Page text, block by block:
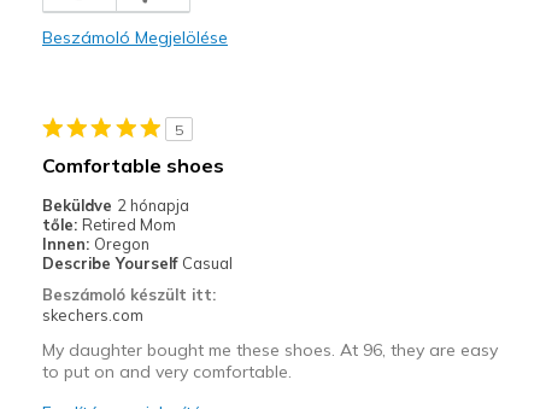
Beszámoló Megjelölése
5
Comfortable shoes
Beküldve 2 hónapja
tőle: Retired Mom
Innen: Oregon
Describe Yourself Casual
Beszámoló készült itt:
skechers.com
My daughter bought me these shoes. At 96, they are easy
to put on and very comfortable.